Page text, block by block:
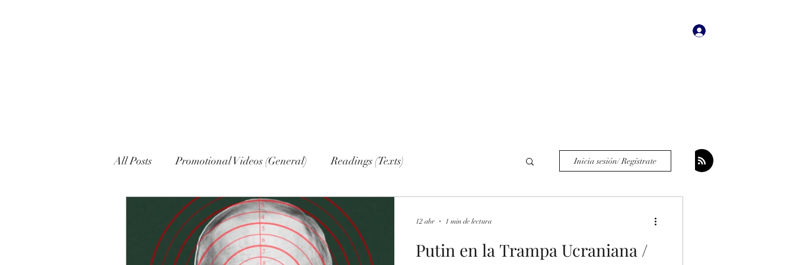
All Posts Promotional Videos (General) Readings (Texts)
Political Declarations (General) Narrations
English French English (Publications) Russian
Inicia sesión/ Regístrate
Putin en la Trampa Ucraniana /
12 abr 1 min de lectura